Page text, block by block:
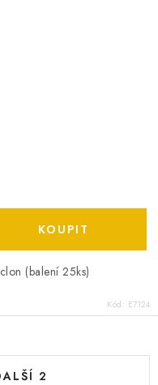
(balení 25ks)
Kód: E7124
2